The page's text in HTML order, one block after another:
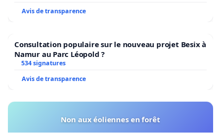
Avis de transparence
Consultation populaire sur le nouveau projet Besix à
Namur au Parc Léopold ?
534 signatures
Avis de transparence
Non aux éoliennes en forêt